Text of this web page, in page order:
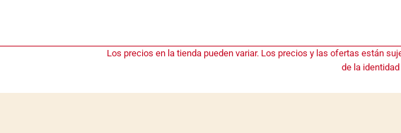
Los precios en la tienda pueden variar. Los precios y las ofertas están
de la